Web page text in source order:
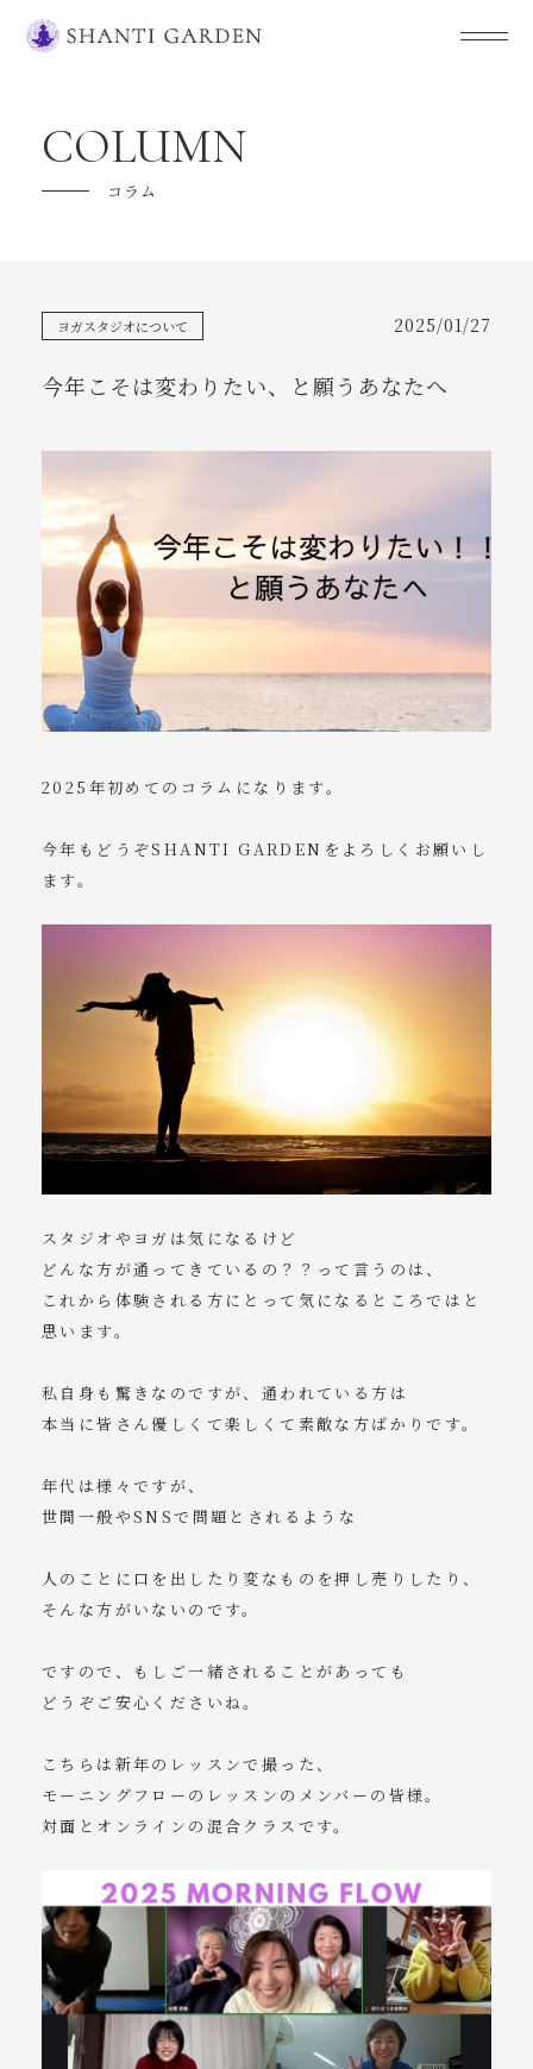
よくあるご質問
講師紹介
スケジュール
ヨガを楽しもう
お知らせ
コラム
アクセス
ご予約・お問い合わせ
受付時間：9:00～18:00（毎週水曜～土曜）
COLUMN
コラム
ヨガスタジオについて 2025/01/27
今年こそは変わりたい、と願うあなたへ
2025年初めてのコラムになります。
今年もどうぞSHANTI GARDENをよろしくお願いし
ます。
スタジオやヨガは気になるけど
どんな方が通ってきているの？？って言うのは、
これから体験される方にとって気になるところではと
思います。
私自身も驚きなのですが、通われている方は
本当に皆さん優しくて楽しくて素敵な方ばかりです。
年代は様々ですが、
世間一般やSNSで問題とされるような
人のことに口を出したり変なものを押し売りしたり、
そんな方がいないのです。
ですので、もしご一緒されることがあっても
どうぞご安心くださいね。
こちらは新年のレッスンで撮った、
モーニングフローのレッスンのメンバーの皆様。
対面とオンラインの混合クラスです。